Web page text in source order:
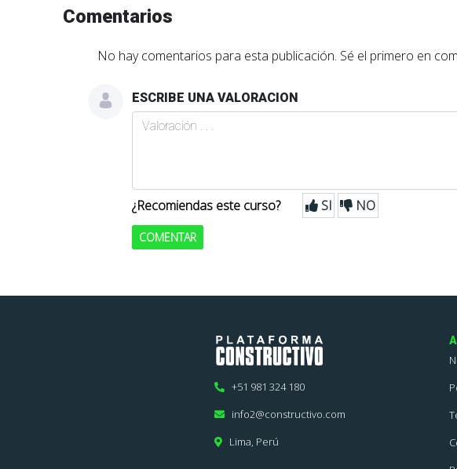
Comentarios
No hay comentarios para esta publicación. Sé el primero en
ESCRIBE UNA VALORACION
¿Recomiendas este curso? SI NO
COMENTAR
+51 981 324 180
info2@constructivo.com
Lima, Perú